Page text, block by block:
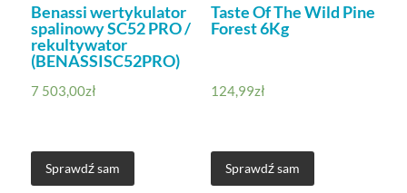
Benassi wertykulator
spalinowy SC52 PRO /
rekultywator
(BENASSISC52PRO)
7 503,00zł
Sprawdź sam
Taste Of The Wild Pine
Forest 6Kg
124,99zł
Sprawdź sam